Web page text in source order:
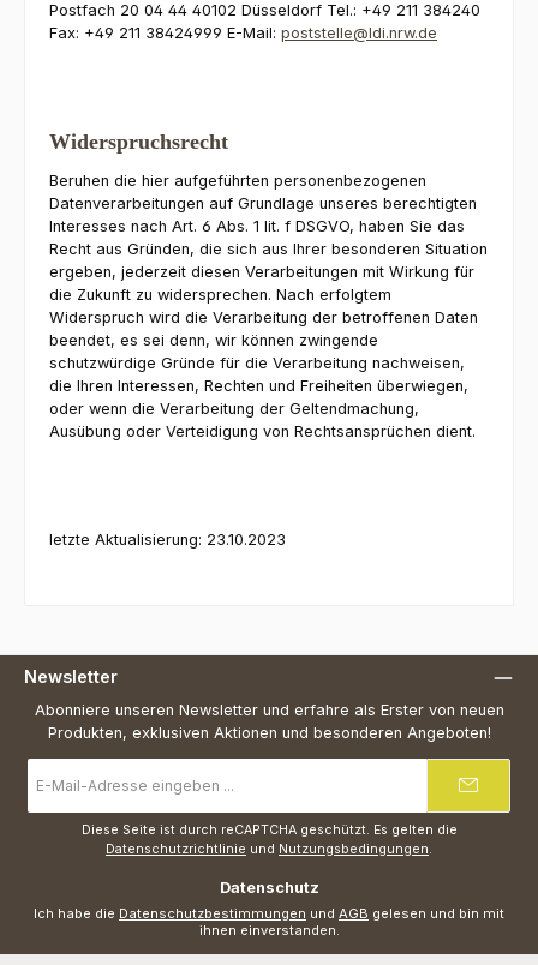
Postfach 20 04 44 40102 Düsseldorf Tel.: +49 211 384240
Fax: +49 211 38424999 E-Mail: poststelle@ldi.nrw.de
Widerspruchsrecht
Beruhen die hier aufgeführten personenbezogenen
Datenverarbeitungen auf Grundlage unseres berechtigten
Interesses nach Art. 6 Abs. 1 lit. f DSGVO, haben Sie das
Recht aus Gründen, die sich aus Ihrer besonderen Situation
ergeben, jederzeit diesen Verarbeitungen mit Wirkung für
die Zukunft zu widersprechen. Nach erfolgtem
Widerspruch wird die Verarbeitung der betroffenen Daten
beendet, es sei denn, wir können zwingende
schutzwürdige Gründe für die Verarbeitung nachweisen,
die Ihren Interessen, Rechten und Freiheiten überwiegen,
oder wenn die Verarbeitung der Geltendmachung,
Ausübung oder Verteidigung von Rechtsansprüchen dient.
letzte Aktualisierung: 23.10.2023
Newsletter
Abonniere unseren Newsletter und erfahre als Erster von neuen
Produkten, exklusiven Aktionen und besonderen Angeboten!
Mail-
Adresse
Diese Seite ist durch reCAPTCHA geschützt. Es gelten die
Datenschutzrichtlinie und Nutzungsbedingungen.
Datenschutz
Ich habe die Datenschutzbestimmungen und AGB gelesen und bin mit
ihnen einverstanden.